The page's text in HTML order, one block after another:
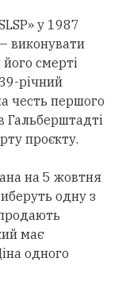
у 1987
виконувати
смерті
річний
честь першого
Гальберштадті
проєкту.
на 5 жовтня
одну з
має
одного